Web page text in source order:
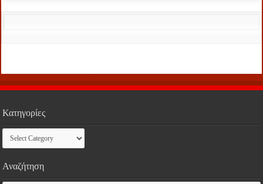
Κατηγορίες
Κατηγορίες
Αναζήτηση